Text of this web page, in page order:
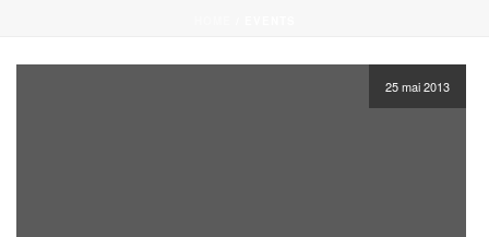
25 mai 2013